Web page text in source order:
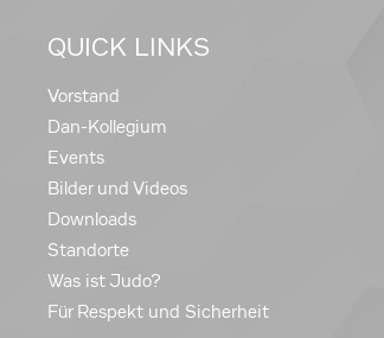
QUICK LINKS
Vorstand
Dan-Kollegium
Events
Bilder und Videos
Downloads
Standorte
Was ist Judo?
Für Respekt und Sicherheit